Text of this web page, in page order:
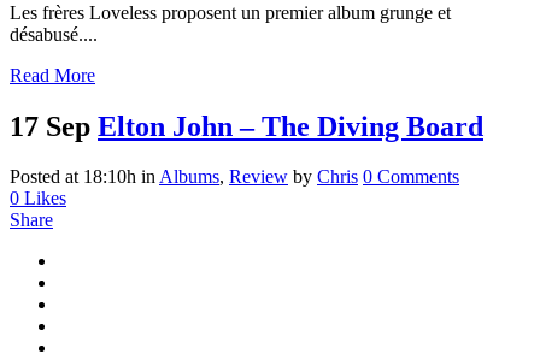
Les frères Loveless proposent un premier album grunge et
désabusé....
Read More
17 Sep Elton John – The Diving Board
Posted at 18:10h inAlbums, Review by Chris 0 Comments
0 Likes
Share